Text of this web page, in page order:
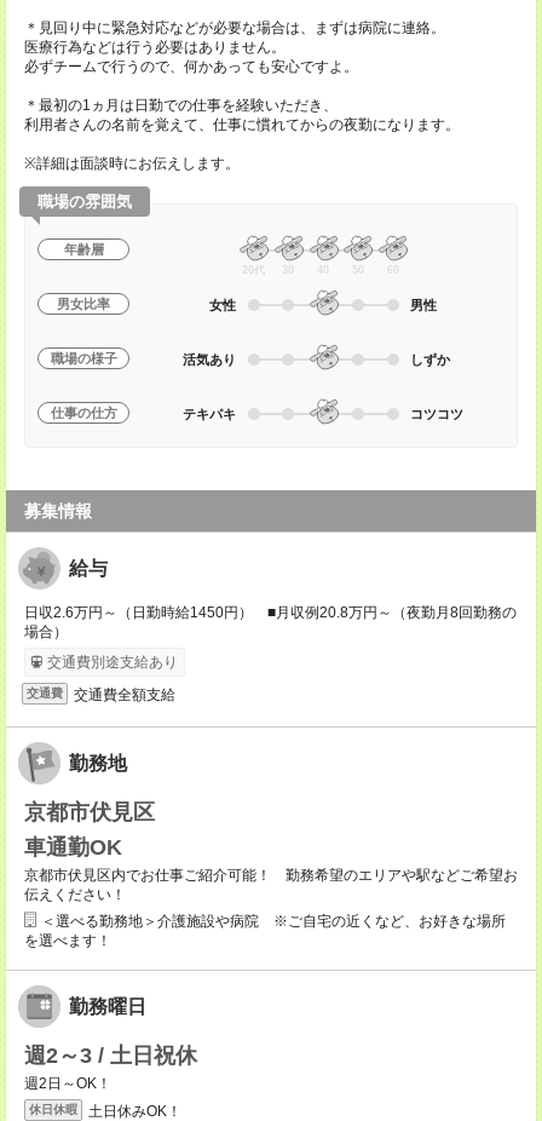
＊見回り中に緊急対応などが必要な場合は、まずは病院に連絡。
医療行為などは行う必要はありません。
必ずチームで行うので、何かあっても安心ですよ。
＊最初の1ヵ月は日勤での仕事を経験いただき、
利用者さんの名前を覚えて、仕事に慣れてからの夜勤になります。
※詳細は面談時にお伝えします。
職場の雰囲気
年齢層
20代 30 40 50 60
男女比率 女性 男性
職場の様子 活気あり しずか
仕事の仕方 テキパキ コツコツ
募集情報
給与
日収2.6万円～（日勤時給1450円） ■月収例20.8万円～（夜勤月8回勤務の
場合）
交通費別途支給あり
交通費 交通費全額支給
勤務地
京都市伏見区
車通勤OK
京都市伏見区内でお仕事ご紹介可能！ 勤務希望のエリアや駅などご希望お
伝えください！
＜選べる勤務地＞介護施設や病院 ※ご自宅の近くなど、お好きな場所
を選べます！
勤務曜日
週2～3 / 土日祝休
週2日～OK！
休日休暇
土日休みOK！